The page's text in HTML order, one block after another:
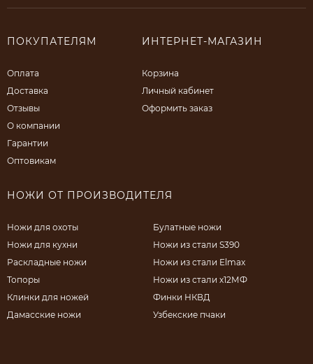
ПОКУПАТЕЛЯМ
Оплата
Доставка
Отзывы
О компании
Гарантии
Оптовикам
ИНТЕРНЕТ-МАГАЗИН
Корзина
Личный кабинет
Оформить заказ
НОЖИ ОТ ПРОИЗВОДИТЕЛЯ
Ножи для охоты
Ножи для кухни
Раскладные ножи
Топоры
Клинки для ножей
Дамасские ножи
Булатные ножи
Ножи из стали S390
Ножи из стали Elmax
Ножи из стали х12МФ
Финки НКВД
Узбекские пчаки